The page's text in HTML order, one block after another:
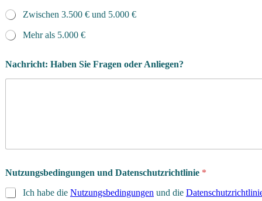
u
r
p
a
Zwischen 3.500 € und 5.000 €
Mehr als 5.000 €
Nachricht: Haben Sie Fragen oder Anliegen?
Nutzungsbedingungen und Datenschutzrichtlinie *
Ich habe die Nutzungsbedingungen und die